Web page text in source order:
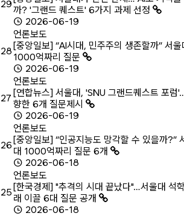
29
까? '그랜드 퀘스트' 6가지 과제 선정
2026-06-19
28
언론보도
[중앙일보] “AI시대, 민주주의 생존할까” 서울
1000억짜리 질문
2026-06-19
27
언론보도
[연합뉴스] 서울대, 'SNU 그랜드퀘스트 포럼
향한 6개 질문제시
2026-06-19
26
언론보도
[중앙일보] “인공지능도 망각할 수 있을까?”
대 1000억짜리 질문 6개
2026-06-18
25
언론보도
[한국경제] "추격의 시대 끝났다"…서울대 석학
래 이끌 6대 질문 공개
2026-06-18